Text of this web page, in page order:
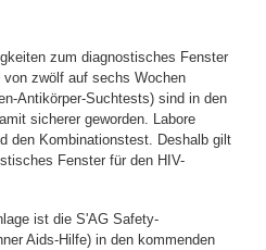
zum diagnostisches Fenster
zwölf auf sechs Wochen
Antikörper-Suchtests) sind in den
sicherer geworden. Labore
den Kombinationstest. Deshalb gilt
Fenster für den HIV-
ist die S'AG Safety-
Aids-Hilfe) in den kommenden